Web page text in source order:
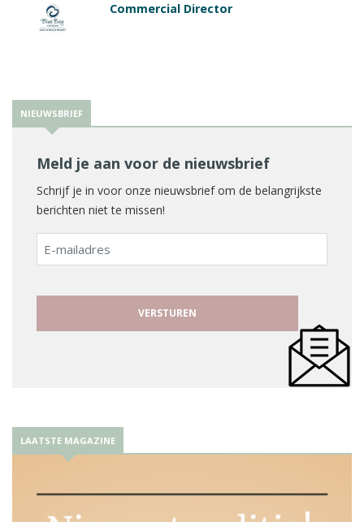
Commercial Director
NIEUWSBRIEF
Meld je aan voor de nieuwsbrief
Schrijf je in voor onze nieuwsbrief om de belangrijkste
berichten niet te missen!
E-
mailadres
LAATSTE MAGAZINE